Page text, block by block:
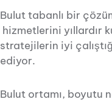
Bulut tabanlı bir
hizmetlerini yıllardır
stratejilerin iyi
ediyor.
Bulut ortamı, boyutu